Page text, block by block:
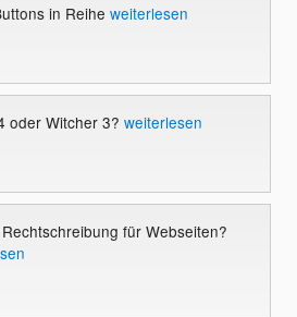
in Reihe weiterlesen
oder Witcher 3? weiterlesen
für Webseiten?